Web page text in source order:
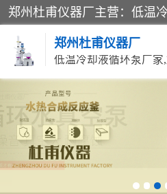
郑州杜甫仪器厂
循环水真空泵厂家
低温冷却液循环泵厂家